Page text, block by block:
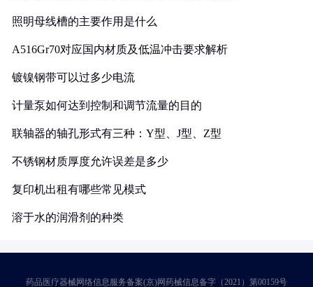
照明母线槽的主要作用是什么
A516Gr70对应国内材质及低温冲击要求解析
镀镍钢带可以过多少电流
计量泵如何达到控制和调节流量的目的
联轴器的轴孔形式有三种：Y型、J型、Z型
不锈钢材质厚度允许误差是多少
复印机出租有哪些常见模式
溶于水的润滑剂的种类
药品医疗器械网络信息服务备案(京)网药械信息备字（2021）第00159号